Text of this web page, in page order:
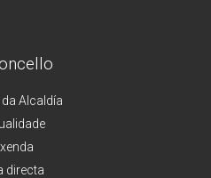
Alcaldía
directa